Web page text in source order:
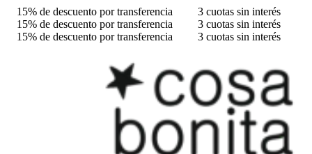
15% de descuento por transferencia
3 cuotas sin interés
15% de descuento por transferencia
3 cuotas sin interés
15% de descuento por transferencia
3 cuotas sin interés